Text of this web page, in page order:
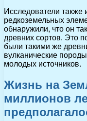
Исследователи также
редкоземельных
обнаружили, что он
древних сортов. Это
были такими же
вулканические
молодых источников.
Жизнь на
миллионов